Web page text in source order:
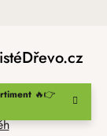
🔥👉